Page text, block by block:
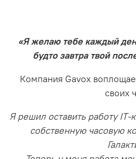
«Я желаю тебе каждый
будто завтра твой
Компания Gavox
своих
Я решил оставить работу IT-
собственную часовую